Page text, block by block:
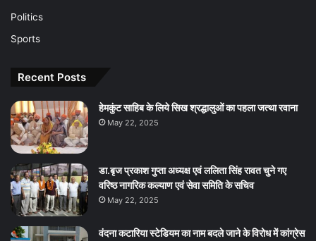
Politics
Sports
Recent Posts
हेमकुंट साहिब के लिये सिख श्रद्धालुओं का पहला जत्था रवाना
May 22, 2025
डा.बृज प्रकाश गुप्ता अध्यक्ष एवं ललिता सिंह रावत चुने गए
वरिष्ठ नागरिक कल्याण एवं सेवा समिति के सचिव
May 22, 2025
वंदना कटारिया स्टेडियम का नाम बदले जाने के विरोध में कांग्रेस